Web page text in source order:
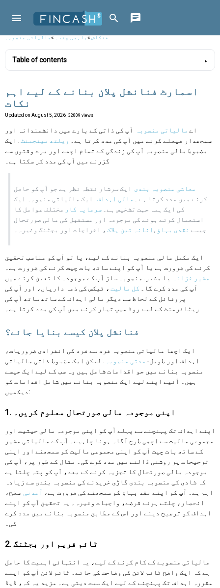
فنکاش»باہمی چندہ»مالیاتی منصوبہ
Table of contents
اسمارٹ فنانشل پلان بنانے کے لیے اہم
نکات
Updated on August 5, 2026 , 32809 views
اے مالیاتی منصوبہ
آپ کی ذاتی کے بارے میں دانشمندانہ اور
سمجھدار فیصلے کرنے میں آپ کی مدد کرتا ہے۔ ویلتھ مینجمنٹ. ایک
مضبوط مالی منصوبہ آپ کی زندگی کے تمام اچھے اور برے وقتوں سے
گزرنے میں آپ کی مدد کر سکتا ہے۔
معاشی منصوبہ بندی ایک سرشار نقطہ نظر ہے جو آپ کو حاصل
کرنے میں مدد کرتا ہے۔ مالی اہداف. ایک مالیاتی منصوبہ ایک
کی ایک ہمہ جہت تشخیص ہے۔ سرمایہ کار مختلف عوامل کا
استعمال کرتے ہوئے کی موجودہ اور مستقبل کی مالی صورتحال
جیسے نقدی بہاؤ , اثاثہ تین ہلاک ، اخراجات اور بجٹنگ وغیرہ۔
ایک مکمل مالی منصوبہ بنانے کے لیے، یا تو آپ کو مناسب تحقیق
کرنے کی ضرورت ہے یا آپ کو اپنے ساتھ بات چیت کرنے کی ضرورت ہے۔
مشیر خزانہ
یا مشیر. منصوبہ ساز آپ کے موجودہ کا تعین کرنے میں
آپ کی مدد کرے گا۔ کل مالیت ، ٹیکس کی ذمہ داریاں، اور آپ کی
پروفائل کے لحاظ سے دیگر مالی اہداف کے ساتھ ساتھ آپ کی
ریٹائرمنٹ کے لیے روڈ میپ تیار کرنے میں آپ کی مدد کرتا ہے۔
فنانشل پلان کیسے بنایا جائے؟
ایک اچھا مالیاتی منصوبہ فرد سے فرد کی انفرادی ضروریات،
اہداف اور طویل- مدتی منصوبہ
. لیکن ایک مضبوط ذاتی مالیاتی
منصوبہ بنانے میں جو اقدامات شامل ہیں وہ سب کے لیے ایک جیسے
ہیں۔ آئیے اپنے لیے ایک منصوبہ بنانے میں شامل اقدامات کو
دیکھیں:
1. اپنی موجودہ مالی صورتحال معلوم کریں۔
اپنے اہداف تک پہنچنے سے پہلے آپ کو اپنی موجودہ مالی حیثیت اور
مجموعی مالیت سے اچھی طرح آگاہ ہونا چاہیے۔ آپ کے مالیاتی مشیر
کے ساتھ بات چیت آپ کو اپنی مجموعی مالیت کو سمجھنے اور اپنی
ترجیحات پر روشنی ڈالنے میں مدد کرے گی۔ مثال کے طور پر، آپ کی
موجودہ مالی صورتحال کا تجزیہ کرنے کے بعد، آپ کو پتہ چلتا ہے
کہ شادی کی منصوبہ بندی گاڑی خریدنے کی منصوبہ بندی سے زیادہ
اہم ہے۔ آپ کو اپنے نقد بہاؤ کو سمجھنے کی ضرورت ہے، آمدنی سطح،
انحصار، چلتے ہوئے قرضے، واجبات وغیرہ۔ یہ تحقیق آپ کو اپنے
اہداف کو ترجیح دینے اور اس کے مطابق منصوبہ بنانے میں مدد کرے
گی۔
2. ٹائم فریم اور بجٹنگ
مالیاتی منصوبے کے کام کرنے کے لیے، یہ انتہائی اہمیت کا حامل
ہے کہ ایک واضح ٹائم لائن کی وضاحت کی جائے۔ ٹائم لائن آپ کو اپنے
مقررہ اہداف تک پہنچنے کے لیے ایک سمت دیتی ہے۔ مزید یہ کہ، ڈیڈ